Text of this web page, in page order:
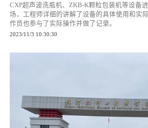
CXP超声波洗瓶机、ZKB-K颗粒包装机等设备
场，工程师详细的讲解了设备的具体使用和实
作员也参与了实际操作并做了记录。
2023/11/3 10:30:30